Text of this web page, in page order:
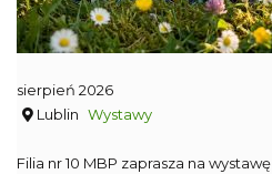
sierpień 2026
Lublin Wystawy
Filia nr 10 MBP zaprasza na